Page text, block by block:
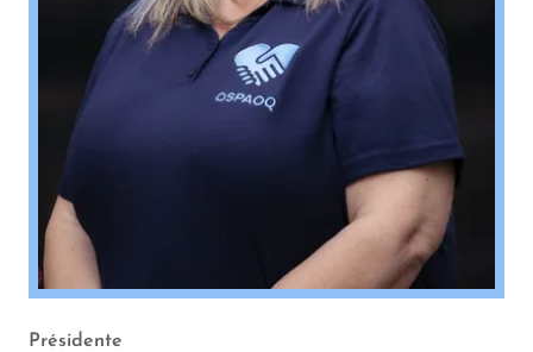
Présidente